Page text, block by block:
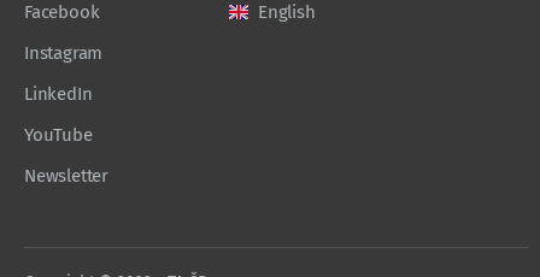
Facebook
Instagram
LinkedIn
YouTube
Newsletter
English